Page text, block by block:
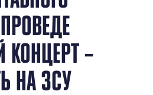
КОНЦЕРТ –
НА ЗСУ